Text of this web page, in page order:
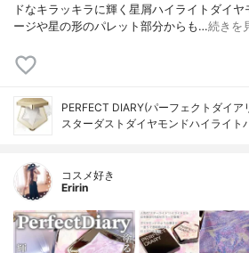
ドなキラッキラに輝く星屑ハイライトダイ
ージや星の形のパレット部分からも…続きを
PERFECT DIARY(パーフェクトダイア
スターダストダイヤモンドハイライト
コスメ好き
Eririn